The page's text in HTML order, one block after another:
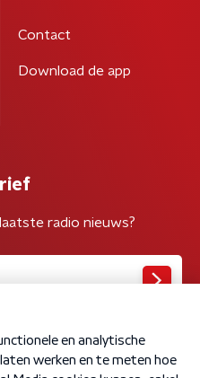
Contact
Download de app
radio nieuws?